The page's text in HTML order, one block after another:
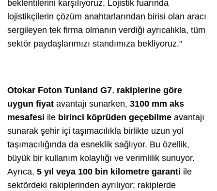
beklentilerini karşılıyoruz. Lojistik fuarında
lojistikçilerin çözüm anahtarlarından birisi olan aracı
sergileyen tek firma olmanın verdiği ayrıcalıkla, tüm
sektör paydaşlarımızı standımıza bekliyoruz."
Otokar Foton Tunland G7, rakiplerine göre
uygun fiyat avantajı sunarken, 3100 mm aks
mesafesi ile birinci köprüden geçebilme avantajı
sunarak şehir içi taşımacılıkla birlikte uzun yol
taşımacılığında da esneklik sağlıyor. Bu özellik,
büyük bir kullanım kolaylığı ve verimlilik sunuyor.
Ayrıca, 5 yıl veya 100 bin kilometre garanti ile
sektördeki rakiplerinden ayrılıyor; rakiplerde